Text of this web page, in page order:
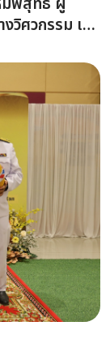
วิศวกรรม เข้า
ายวันประสูติ
มีโชติ มหาวชิ
มษายน 2569
ธานในพิธี ณ